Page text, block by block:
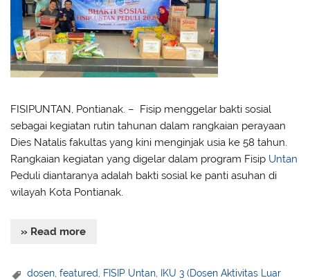
FISIPUNTAN, Pontianak. – Fisip menggelar bakti sosial
sebagai kegiatan rutin tahunan dalam rangkaian perayaan
Dies Natalis fakultas yang kini menginjak usia ke 58 tahun.
Rangkaian kegiatan yang digelar dalam program Fisip Untan
Peduli diantaranya adalah bakti sosial ke panti asuhan di
wilayah Kota Pontianak.
» Read more
dosen,featured, FISIP Untan,
IKU 3 (Dosen Aktivitas Luar